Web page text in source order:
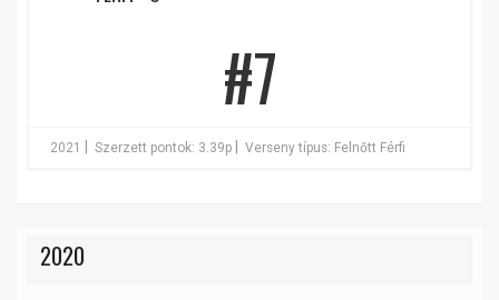
#7
2021 Szerzett pontok: 3.39p Verseny típus: Felnőtt Férfi
2020